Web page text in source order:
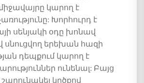
կարող է
: Խորհուրդ է
սենյակի օդը խոնավ
սնուցվող երեխան հազի
դեպքում կարող է
ունենալ: Բայց
շարունակել կրծքով